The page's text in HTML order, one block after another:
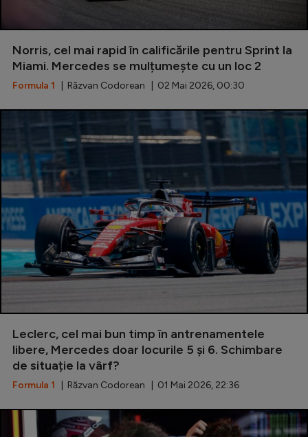
Norris, cel mai rapid în calificările pentru Sprint la
Miami. Mercedes se mulțumește cu un loc 2
Formula 1 | Răzvan Codorean | 02 Mai 2026, 00:30
Leclerc, cel mai bun timp în antrenamentele
libere, Mercedes doar locurile 5 și 6. Schimbare
de situație la vârf?
Formula 1 | Răzvan Codorean | 01 Mai 2026, 22:36